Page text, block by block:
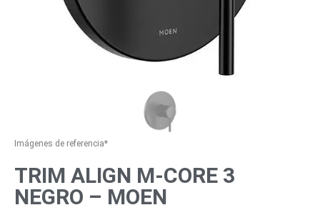
Imágenes de referencia*
TRIM ALIGN M-CORE 3
NEGRO – MOEN